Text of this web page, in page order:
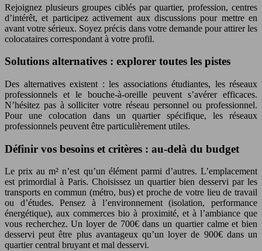
Rejoignez plusieurs groupes ciblés par quartier, profession, centres
d’intérêt, et participez activement aux discussions pour mettre en
avant votre sérieux. Soyez précis dans votre demande pour attirer les
colocataires correspondant à votre profil.
Solutions alternatives : explorer toutes les pistes
Des alternatives existent : les associations étudiantes, les réseaux
professionnels et le bouche-à-oreille peuvent s’avérer efficaces.
N’hésitez pas à solliciter votre réseau personnel ou professionnel.
Pour une colocation dans un quartier spécifique, les réseaux
professionnels peuvent être particulièrement utiles.
Définir vos besoins et critères : au-delà du budget
Le prix au m² n’est qu’un élément parmi d’autres. L’emplacement
est primordial à Paris. Choisissez un quartier bien desservi par les
transports en commun (métro, bus) et proche de votre lieu de travail
ou d’études. Pensez à l’environnement (isolation, performance
énergétique), aux commerces bio à proximité, et à l’ambiance que
vous recherchez. Un loyer de 700€ dans un quartier calme et bien
desservi peut être plus avantageux qu’un loyer de 900€ dans un
quartier central bruyant et mal desservi.